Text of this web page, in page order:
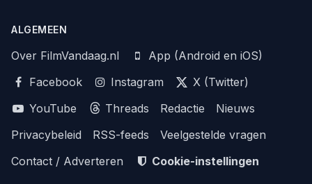
ALGEMEEN
Over FilmVandaag.nl
App (Android en iOS)
Facebook
Instagram
X (Twitter)
YouTube
Threads Redactie
Nieuws
Privacybeleid
RSS-feeds
Veelgestelde vragen
Contact / Adverteren
Cookie-instellingen